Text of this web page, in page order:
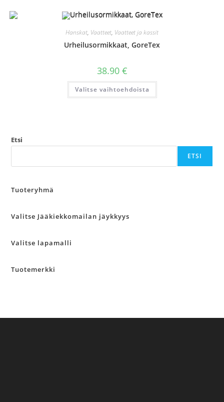
Voit
valinnat
tuotteen
sivulla.
Hanskat, Vaatteet, Vaatteet ja kassit
Urheilusormikkaat, GoreTex
38.90 €
Valitse vaihtoehdoista
Tällä
on
sivulla.
Etsi
ETSI
Tuoteryhmä
Valitse Jääkiekkomailan jäykkyys
Valitse lapamalli
Tuotemerkki